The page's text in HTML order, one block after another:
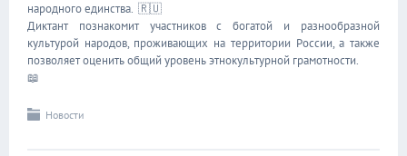
народного единства. 🇷🇺
Диктант познакомит участников с богатой и разнообразной
культурой народов, проживающих на территории России, а также
позволяет оценить общий уровень этнокультурной грамотности.
📖
Новости